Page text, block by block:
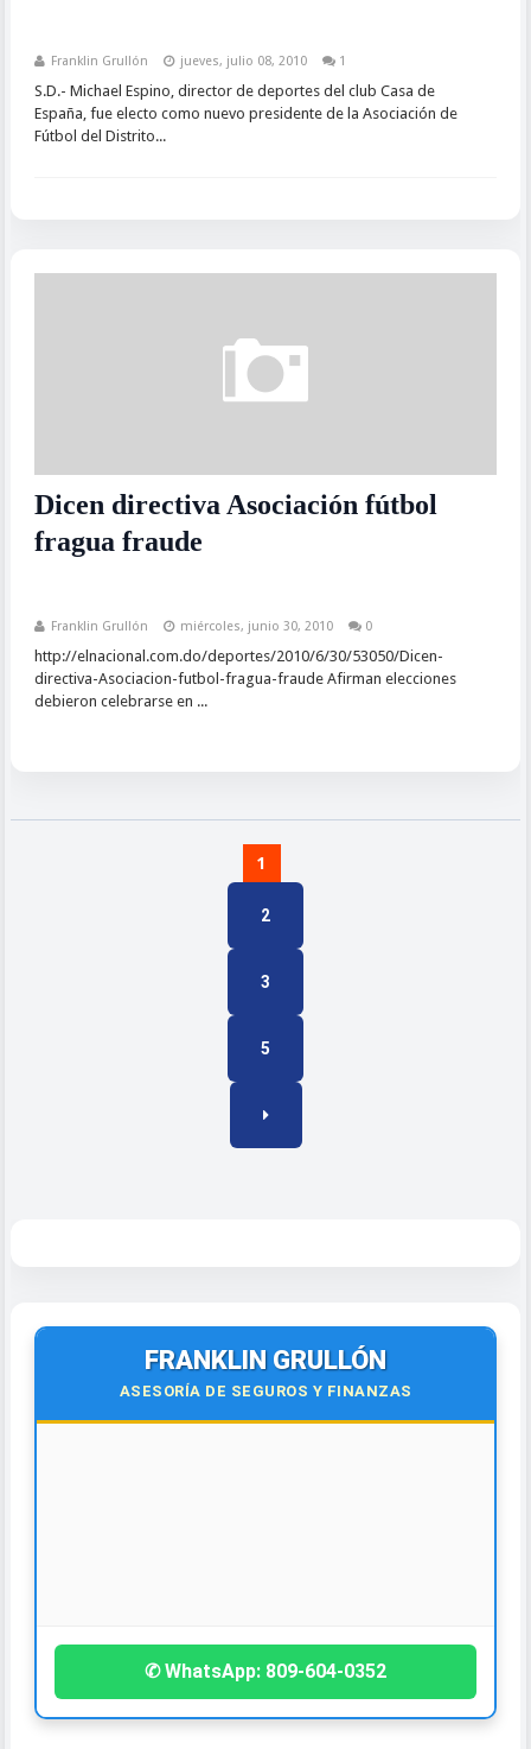
Franklin Grullón jueves, julio 08, 2010 1
S.D.- Michael Espino, director de deportes del club Casa de
España, fue electo como nuevo presidente de la Asociación de
Fútbol del Distrito...
Dicen directiva Asociación fútbol
fragua fraude
Franklin Grullón miércoles, junio 30, 2010 0
http://elnacional.com.do/deportes/2010/6/30/53050/Dicen-
directiva-Asociacion-futbol-fragua-fraude Afirman elecciones
debieron celebrarse en ...
1
2
3
5
FRANKLIN GRULLÓN
ASESORÍA DE SEGUROS Y FINANZAS
✆ WhatsApp: 809-604-0352